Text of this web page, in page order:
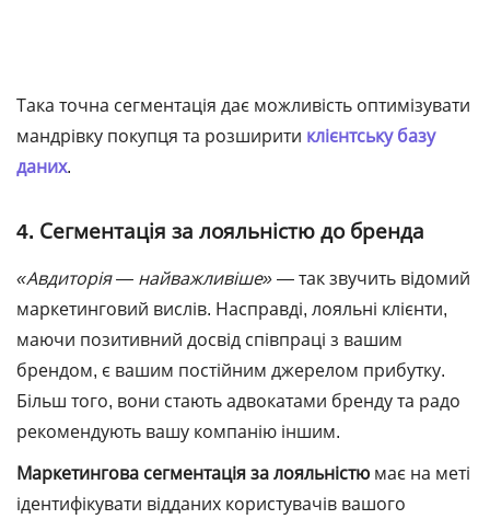
Така точна сегментація дає можливість оптимізувати
мандрівку покупця та розширити клієнтську базу
даних.
4. Сегментація за лояльністю до бренда
«Авдиторія — найважливіше»― так звучить відомий
маркетинговий вислів. Насправді, лояльні клієнти,
маючи позитивний досвід співпраці з вашим
брендом, є вашим постійним джерелом прибутку.
Більш того, вони стають адвокатами бренду та радо
рекомендують вашу компанію іншим.
Маркетингова сегментація за лояльністю має на меті
ідентифікувати відданих користувачів вашого